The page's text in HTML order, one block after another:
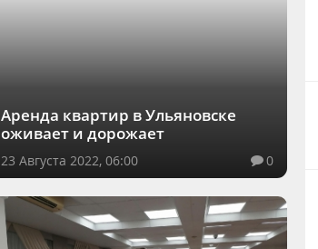
Аренда квартир в Ульяновске
оживает и дорожает
23 Августа 2022, 06:00 0